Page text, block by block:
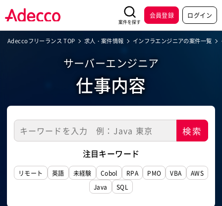
案件を探す
会員登録 ログイン
Adeccoフリーランス TOP 求人・案件情報 インフラエンジニアの案件一覧
サーバーエンジニア
仕事内容
注目キーワード
リモート 英語 未経験 Cobol RPA PMO VBA
AWS
Java
SQL